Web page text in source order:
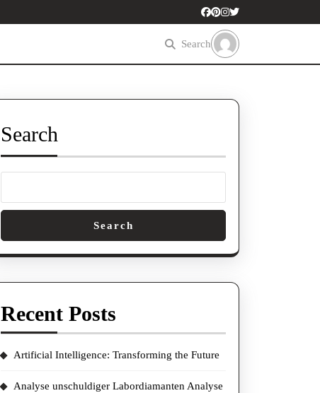
Search
Search
Search
Recent Posts
Artificial Intelligence: Transforming the Future
Analyse unschuldiger Labordiamanten Analyse